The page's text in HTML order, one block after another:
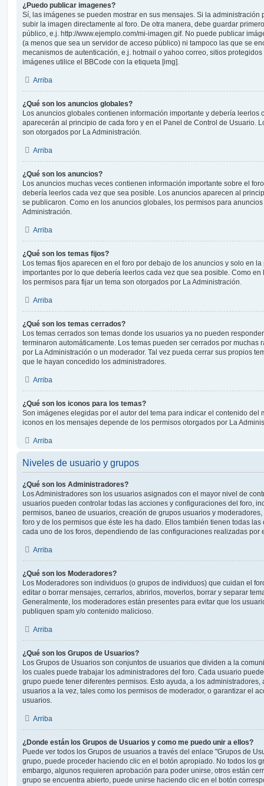
¿Puedo publicar imagenes?
Sí, las imágenes se pueden mostrar en sus mensajes. Si la administración
subir la imagen directamente al foro. De otra manera, debe guardar
público, e.j. http://www.ejemplo.com/mi-imagen.gif. No puede publicar
(a menos que sea un servidor de acceso público) ni tampoco las que se
mecanismos de autenticación, e.j. hotmail o yahoo correo, sitios
imágenes utilice el BBCode con la etiqueta [img].
Arriba
¿Qué son los anuncios globales?
Los anuncios globales contienen información importante y debería leerlos
aparecerán al principio de cada foro y en el Panel de Control de Usuario.
son otorgados por La Administración.
Arriba
¿Qué son los anuncios?
Los anuncios muchas veces contienen información importante sobre el
debería leerlos cada vez que sea posible. Los anuncios aparecen al
se publicaron. Como en los anuncios globales, los permisos para
Administración.
Arriba
¿Qué son los temas fijos?
Los temas fijos aparecen en el foro por debajo de los anuncios y solo en
importantes por lo que debería leerlos cada vez que sea posible. Como
los permisos para fijar un tema son otorgados por La Administración.
Arriba
¿Qué son los temas cerrados?
Los temas cerrados son temas donde los usuarios ya no pueden
terminaron automáticamente. Los temas pueden ser cerrados por muchas
por La Administración o un moderador. Tal vez pueda cerrar sus propios
que le hayan concedido los administradores.
Arriba
¿Qué son los iconos para los temas?
Son imágenes elegidas por el autor del tema para indicar el contenido del
iconos en los mensajes depende de los permisos otorgados por La
Arriba
Niveles de usuario y grupos
¿Qué son los Administradores?
Los Administradores son los usuarios asignados con el mayor nivel de
usuarios pueden controlar todas las acciones y configuraciones del foro,
permisos, baneo de usuarios, creación de grupos usuarios y
foro y de los permisos que éste les ha dado. Ellos también tienen todas
cada uno de los foros, dependiendo de las configuraciones realizadas por
Arriba
¿Qué son los Moderadores?
Los Moderadores son individuos (o grupos de individuos) que cuidan el
editar o borrar mensajes, cerrarlos, abrirlos, moverlos, borrar y separar
Generalmente, los moderadores están presentes para evitar que los
publiquen spam y/o contenido malicioso.
Arriba
¿Qué son los Grupos de Usuarios?
Los Grupos de Usuarios son conjuntos de usuarios que dividen a la
los cuales puede trabajar los administradores del foro. Cada usuario
grupo puede tener diferentes permisos. Esto ayuda, a los
usuarios a la vez, tales como los permisos de moderador, o garantizar el
usuarios.
Arriba
¿Donde están los Grupos de Usuarios y como me puedo unir a ellos?
Puede ver todos los Grupos de usuarios a través del enlace "Grupos de
grupo, puede proceder haciendo clic en el botón apropiado. No todos los
embargo, algunos requieren aprobación para poder unirse, otros están
grupo se encuentra abierto, puede unirse haciendo clic en el botón